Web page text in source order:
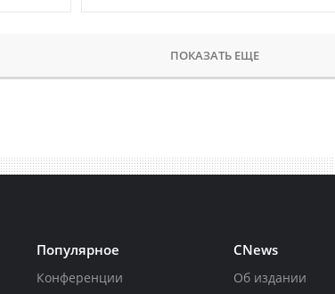
ПОКАЗАТЬ ЕЩЕ
Популярное
Конференции
CNews
Об издании